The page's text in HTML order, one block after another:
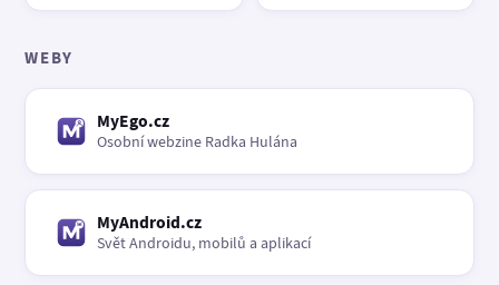
WEBY
MyEgo.cz
Osobní webzine Radka Hulána
MyAndroid.cz
Svět Androidu, mobilů a aplikací